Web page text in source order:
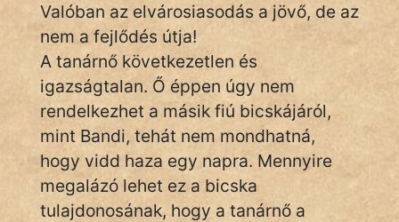
Valóban az elvárosiasodás a jövő, de az
nem a fejlődés útja!
A tanárnő következetlen és
igazságtalan. Ő éppen úgy nem
rendelkezhet a másik fiú bicskájáról,
mint Bandi, tehát nem mondhatná,
hogy vidd haza egy napra. Mennyire
megalázó lehet ez a bicska
tulajdonosának, hogy a tanárnő a